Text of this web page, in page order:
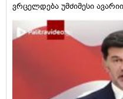
ვრცელდება უმძიმესი